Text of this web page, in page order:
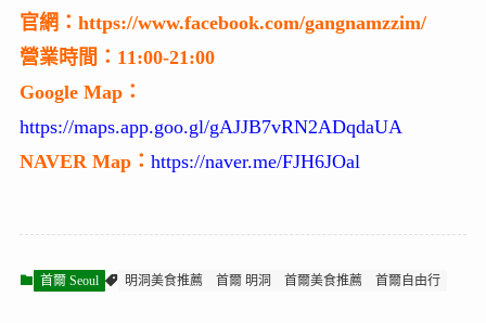
官網：https://www.facebook.com/gangnamzzim/
營業時間：11:00-21:00
Google Map：
https://maps.app.goo.gl/gAJJB7vRN2ADqdaUA
NAVER Map： https://naver.me/FJH6JOal
首爾 Seoul 明洞美食推薦 首爾 明洞 首爾美食推薦 首爾自由行